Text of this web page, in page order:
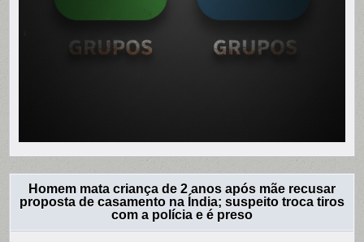
Homem mata criança de 2 anos após mãe recusar
proposta de casamento na Índia; suspeito troca tiros
com a polícia e é preso